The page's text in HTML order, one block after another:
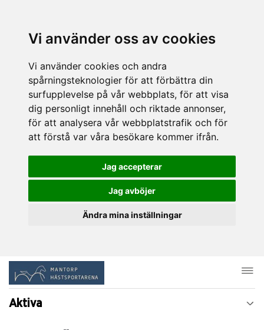
Vi använder oss av cookies
Vi använder cookies och andra
spårningsteknologier för att förbättra din
surfupplevelse på vår webbplats, för att visa
dig personligt innehåll och riktade annonser,
för att analysera vår webbplatstrafik och för
att förstå var våra besökare kommer ifrån.
Jag accepterar
Jag avböjer
Ändra mina inställningar
Aktiva